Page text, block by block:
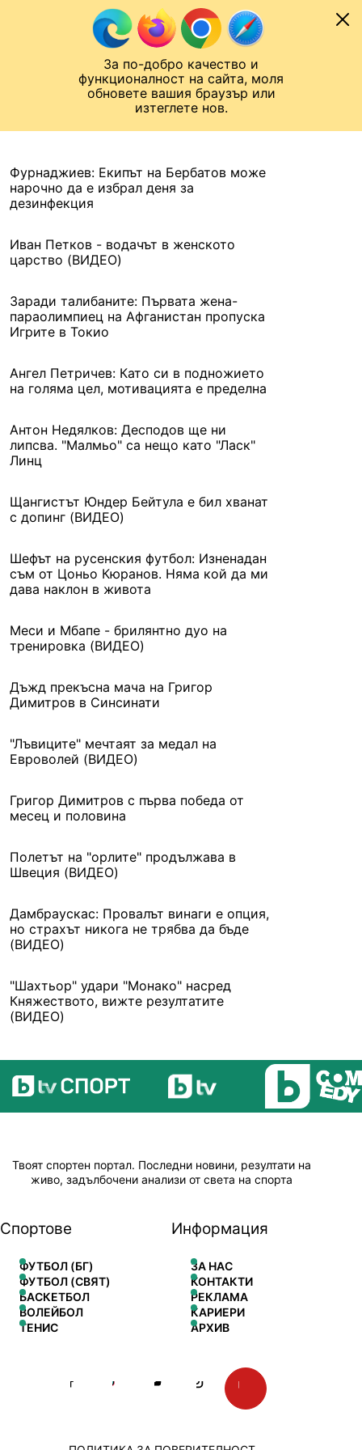
За по-добро качество и
функционалност на сайта, моля
обновете вашия браузър или
изтеглете нов.
Към съдържанието
Лига на Конференциите
Фурнаджиев: Екипът на Бербатов може
нарочно да е избрал деня за
дезинфекция
Иван Петков - водачът в женското
царство (ВИДЕО)
Заради талибаните: Първата жена-
параолимпиец на Афганистан пропуска
Игрите в Токио
Ангел Петричев: Като си в подножието
на голяма цел, мотивацията е пределна
Антон Недялков: Десподов ще ни
липсва. "Малмьо" са нещо като "Ласк"
Линц
Щангистът Юндер Бейтула е бил хванат
с допинг (ВИДЕО)
Шефът на русенския футбол: Изненадан
съм от Цоньо Кюранов. Няма кой да ми
дава наклон в живота
Меси и Мбапе - брилянтно дуо на
тренировка (ВИДЕО)
Дъжд прекъсна мача на Григор
Димитров в Синсинати
"Лъвиците" мечтаят за медал на
Евроволей (ВИДЕО)
Григор Димитров с първа победа от
месец и половина
Полетът на "орлите" продължава в
Швеция (ВИДЕО)
Дамбраускас: Провалът винаги е опция,
но страхът никога не трябва да бъде
(ВИДЕО)
"Шахтьор" удари "Монако" насред
Княжеството, вижте резултатите
(ВИДЕО)
Твоят спортен портал. Последни новини, резултати на
живо, задълбочени анализи от света на спорта
Спортове
ФУТБОЛ (БГ)
ФУТБОЛ (СВЯТ)
БАСКЕТБОЛ
ВОЛЕЙБОЛ
ТЕНИС
Информация
ЗА НАС
КОНТАКТИ
РЕКЛАМА
КАРИЕРИ
АРХИВ